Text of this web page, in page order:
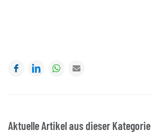
FacebookLinkedInWhatsApp
Aktuelle Artikel aus dieser Kategorie